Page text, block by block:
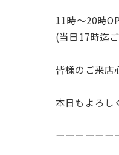
11時〜20時
(当日17時迄
皆様のご来店
本日もよろし
ーーーーーー